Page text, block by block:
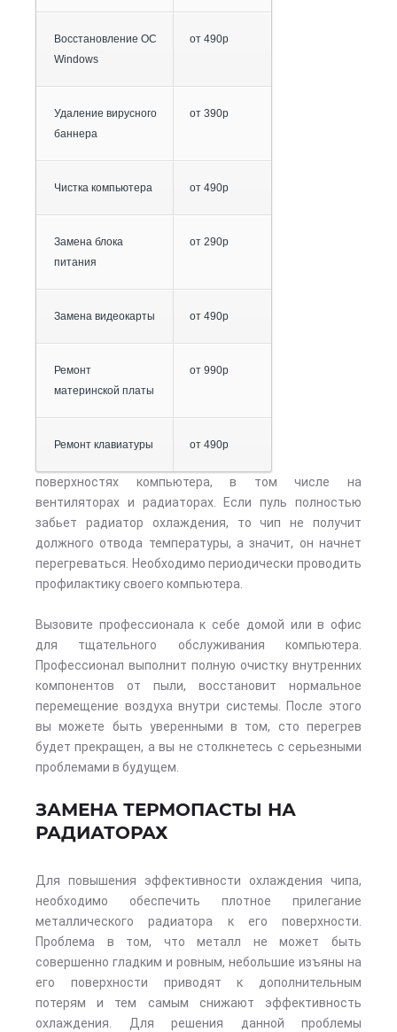
Восстановление ОС
Windows
от 490р
Удаление вирусного
баннера
от 390р
Чистка компьютера от 490р
Замена блока
питания
от 290р
Замена видеокарты от 490р
Ремонт
материнской платы
от 990р
Ремонт клавиатуры от 490р
поверхностях компьютера, в том числе на
вентиляторах и радиаторах. Если пуль полностью
забьет радиатор охлаждения, то чип не получит
должного отвода температуры, а значит, он начнет
перегреваться. Необходимо периодически проводить
профилактику своего компьютера.
Вызовите профессионала к себе домой или в офис
для тщательного обслуживания компьютера.
Профессионал выполнит полную очистку внутренних
компонентов от пыли, восстановит нормальное
перемещение воздуха внутри системы. После этого
вы можете быть уверенными в том, сто перегрев
будет прекращен, а вы не столкнетесь с серьезными
проблемами в будущем.
ЗАМЕНА ТЕРМОПАСТЫ НА
РАДИАТОРАХ
Для повышения эффективности охлаждения чипа,
необходимо обеспечить плотное прилегание
металлического радиатора к его поверхности.
Проблема в том, что металл не может быть
совершенно гладким и ровным, небольшие изъяны на
его поверхности приводят к дополнительным
потерям и тем самым снижают эффективность
охлаждения. Для решения данной проблемы